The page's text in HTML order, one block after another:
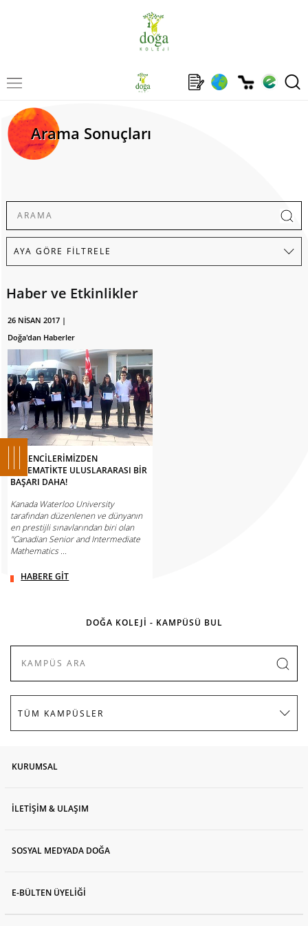
Arama Sonuçları
Haber ve Etkinlikler
26 NİSAN 2017 |
Doğa'dan Haberler
ÖĞRENCİLERİMİZDEN
MATEMATİKTE ULUSLARARASI BİR
BAŞARI DAHA!
Kanada Waterloo University
tarafından düzenlenen ve dünyanın
en prestijli sınavlarından biri olan
"Canadian Senior and Intermediate
Mathematics ...
HABERE GİT
DOĞA KOLEJİ - KAMPÜSÜ BUL
KURUMSAL
İLETİŞİM & ULAŞIM
SOSYAL MEDYADA DOĞA
E-BÜLTEN ÜYELİĞİ